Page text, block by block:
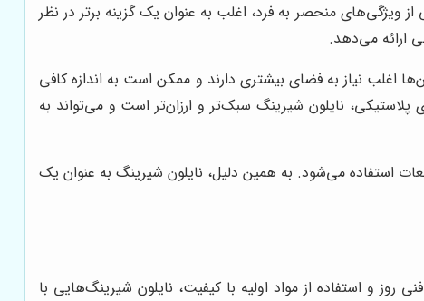
ویژگی‌های منحصر به فرد، اغلب به عنوان یک گزینه برتر در نظر
ارائه می‌دهد.
اغلب نیاز به فضای بیشتری دارند و ممکن است به اندازه کافی
نایلون شیرینگ سبک‌تر و ارزان‌تر است و می‌تواند به
استفاده می‌شود. به همین دلیل، نایلون شیرینگ به عنوان یک
و استفاده از مواد اولیه با کیفیت، نایلون شیرینگ‌هایی با